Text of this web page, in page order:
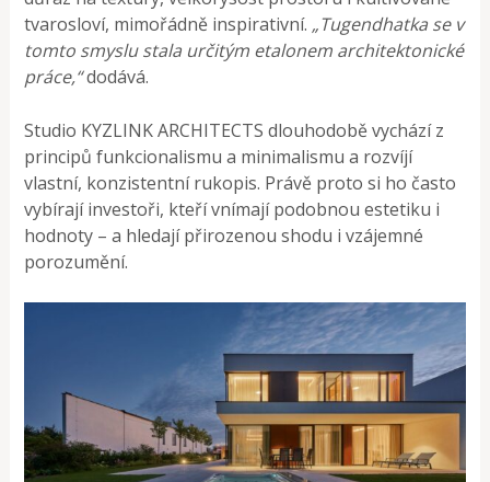
tvarosloví, mimořádně inspirativní. „Tugendhatka se v
tomto smyslu stala určitým etalonem architektonické
práce,“dodává.
Studio KYZLINK ARCHITECTS dlouhodobě vychází z
principů funkcionalismu a minimalismu a rozvíjí
vlastní, konzistentní rukopis. Právě proto si ho často
vybírají investoři, kteří vnímají podobnou estetiku i
hodnoty – a hledají přirozenou shodu i vzájemné
porozumění.